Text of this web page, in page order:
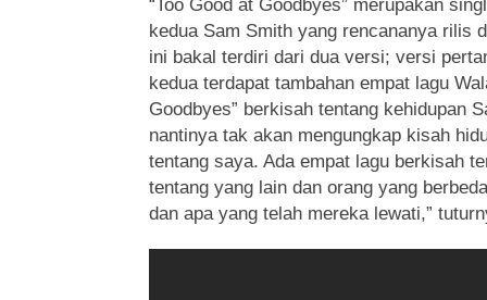
“Too Good at Goodbyes” merupakan
kedua Sam Smith yang rencananya rilis
ini bakal terdiri dari dua versi; versi
kedua terdapat tambahan empat lagu
Goodbyes” berkisah tentang kehidupan
nantinya tak akan mengungkap kisah
tentang saya. Ada empat lagu berkisah
tentang yang lain dan orang yang
dan apa yang telah mereka lewati,”